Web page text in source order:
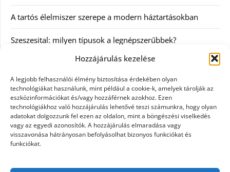
Hozzájárulás kezelése
A legjobb felhasználói élmény biztosítása érdekében olyan
technológiákat használunk, mint például a cookie-k, amelyek tárolják az
eszközinformációkat és/vagy hozzáférnek azokhoz. Ezen
technológiákhoz való hozzájárulás lehetővé teszi számunkra, hogy olyan
adatokat dolgozzunk fel ezen az oldalon, mint a böngészési viselkedés
vagy az egyedi azonosítók. A hozzájárulás elmaradása vagy
visszavonása hátrányosan befolyásolhat bizonyos funkciókat és
funkciókat.
A tartós élelmiszer szerepe a modern háztartásokban
Szeszesital: milyen típusok a legnépszerűbbek?
Egyéb
Irodalom
Szolgáltatás
Szórakozás